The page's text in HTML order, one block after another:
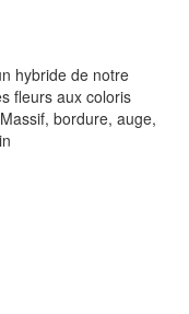
hybride de notre
fleurs aux coloris
bordure, auge,